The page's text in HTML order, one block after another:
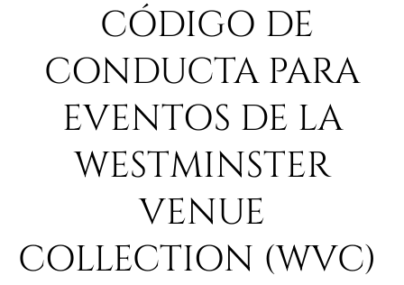
CÓDIGO DE
CONDUCTA PARA
EVENTOS DE LA
WESTMINSTER
VENUE
COLLECTION (WVC)